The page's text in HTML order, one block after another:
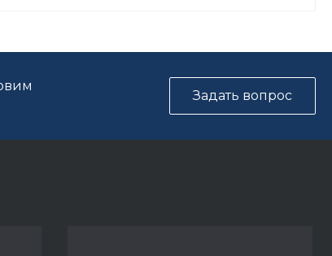
Задать вопрос